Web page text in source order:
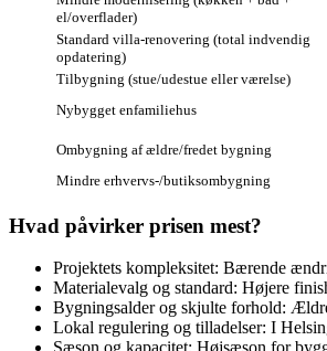
el/overflader)
Standard villa‑renovering (total indvendig
opdatering)
Tilbygning (stue/udestue eller værelse)
Nybygget enfamiliehus
Ombygning af ældre/fredet bygning
Mindre erhvervs‑/butiksombygning
Hvad påvirker prisen mest?
Projektets kompleksitet: Bærende
Materialevalg og standard: Højere
Bygningsalder og skjulte forhold:
Lokal regulering og tilladelser: I